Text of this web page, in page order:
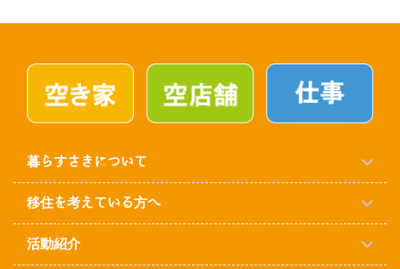
暮らすさきについて
移住を考えている方へ
活動紹介